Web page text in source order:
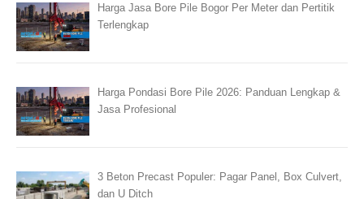
Harga Jasa Bore Pile Bogor Per Meter dan Pertitik
Terlengkap
Harga Pondasi Bore Pile 2026: Panduan Lengkap &
Jasa Profesional
3 Beton Precast Populer: Pagar Panel, Box Culvert,
dan U Ditch